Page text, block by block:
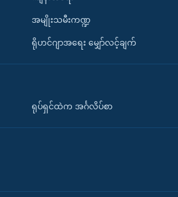
အမျိုးသမီးကဏ္ဍ
ရိုဟင်ဂျာအရေး မျှော်လင့်ချက်
ရုပ်ရှင်ထဲက အင်္ဂလိပ်စာ